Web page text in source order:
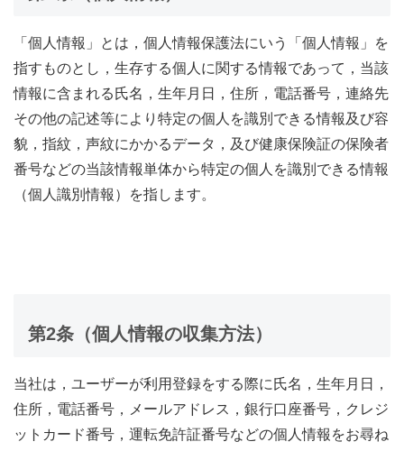
「個人情報」とは，個人情報保護法にいう「個人情報」を
指すものとし，生存する個人に関する情報であって，当該
情報に含まれる氏名，生年月日，住所，電話番号，連絡先
その他の記述等により特定の個人を識別できる情報及び容
貌，指紋，声紋にかかるデータ，及び健康保険証の保険者
番号などの当該情報単体から特定の個人を識別できる情報
（個人識別情報）を指します。
第2条（個人情報の収集方法）
当社は，ユーザーが利用登録をする際に氏名，生年月日，
住所，電話番号，メールアドレス，銀行口座番号，クレジ
ットカード番号，運転免許証番号などの個人情報をお尋ね